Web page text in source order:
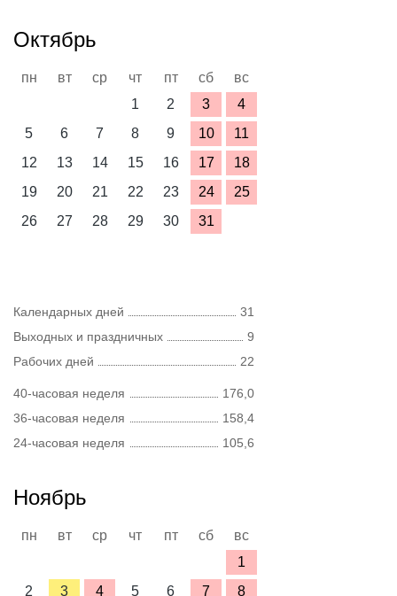
Октябрь
пн вт ср чт пт сб
вс
1
2 3
4
5
6 7 8 9 10
11
12
13 14 15 16 17
18
19
20 21 22 23 24
25
26
27 28 29 30 31
Календарных дней
31
Выходных и праздничных
9
Рабочих дней
22
40-часовая неделя
176,0
36-часовая неделя
158,4
24-часовая неделя
105,6
Ноябрь
пн вт ср чт пт сб
вс
1
2
3 4 5 6 7 8